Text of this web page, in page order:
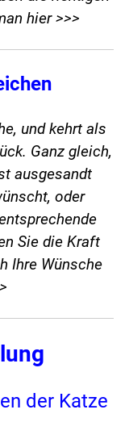
hier >>>
und kehrt als
Ganz gleich,
ausgesandt
oder
Sie die Kraft
Ihre Wünsche
der Katze